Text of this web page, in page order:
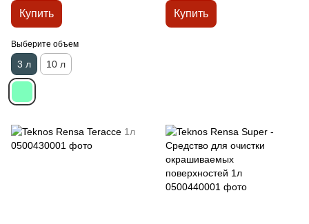
Купить
Выберите объем
3 л 10 л
Купить